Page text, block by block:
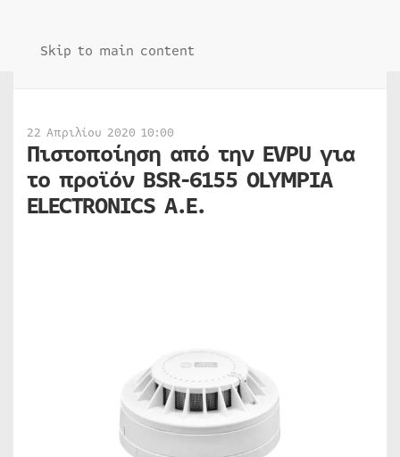
Skip to main content
22 Απριλίου 2020 10:00
Πιστοποίηση από την EVPU για
το προϊόν BSR-6155 OLYMPIA
ELECTRONICS A.E.